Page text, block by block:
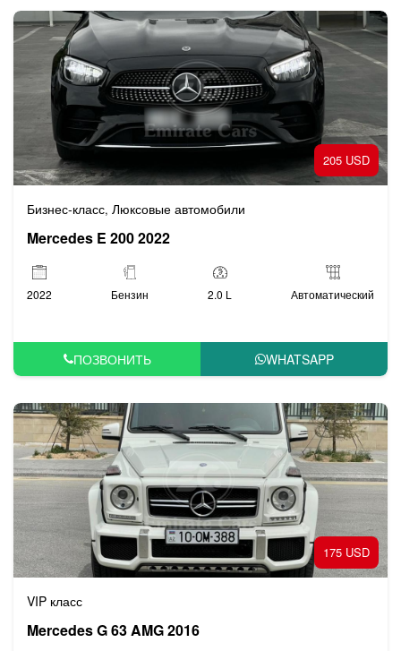
205 USD
Бизнес-класс, Люксовые автомобили
Mercedes E 200 2022
2022 Бензин 2.0 L Автоматический
ПОЗВОНИТЬ WHATSAPP
175 USD
VIP класс
Mercedes G 63 AMG 2016